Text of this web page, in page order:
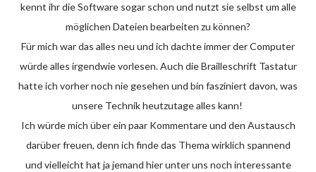
kennt ihr die Software sogar schon und nutzt sie selbst um alle
möglichen Dateien bearbeiten zu können?
Für mich war das alles neu und ich dachte immer der Computer
würde alles irgendwie vorlesen. Auch die Brailleschrift Tastatur
hatte ich vorher noch nie gesehen und bin fasziniert davon, was
unsere Technik heutzutage alles kann!
Ich würde mich über ein paar Kommentare und den Austausch
darüber freuen, denn ich finde das Thema wirklich spannend
und vielleicht hat ja jemand hier unter uns noch interessante